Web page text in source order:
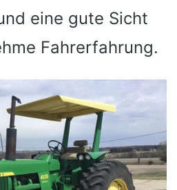
eine gute Sicht
Fahrerfahrung.